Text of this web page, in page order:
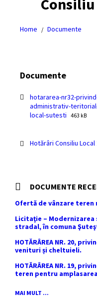
Home / Documente
Documente
hotararea-nr32-
administrativ-
local-sutesti File
File
463 kB
Hotărâri Consiliu Local
DOCUMENTE
Ofertă de vânzare teren
Licitaţie –
stradal, în comuna
HOTĂRÂREA NR. 20,
venituri și cheltuieli.
HOTĂRÂREA NR. 19,
teren pentru
comuna Sutești.
MAI MULT ...